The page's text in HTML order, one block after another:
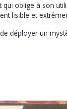
oblige à son
lisible et
déployer un